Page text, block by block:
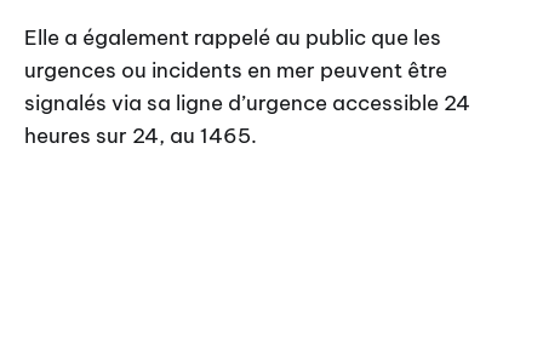
Elle a également rappelé au public que les
urgences ou incidents en mer peuvent être
signalés via sa ligne d’urgence accessible 24
heures sur 24, au 1465.